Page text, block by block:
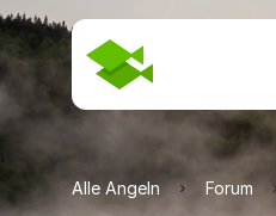
Alle Angeln Forum